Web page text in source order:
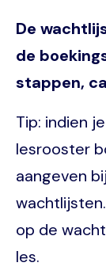
De
de
stappen,
Tip: indien
lesrooster
aangeven
op de
les.